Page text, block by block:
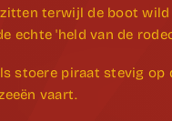
terwijl de boot
echte 'held van de
stoere piraat stevig
vaart.